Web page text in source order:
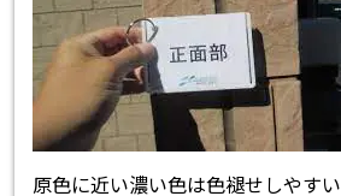
原色に近い濃い色は色褪せしやすい